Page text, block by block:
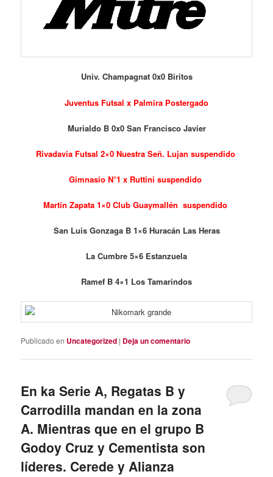
Univ. Champagnat 0x0 Biritos
Juventus Futsal x Palmira Postergado
Murialdo B 0x0 San Francisco Javier
Rivadavia Futsal 2×0 Nuestra Señ. Lujan suspendido
Gimnasio N°1 x Ruttini suspendido
Martín Zapata 1×0 Club Guaymallén suspendido
San Luis Gonzaga B 1×6 Huracán Las Heras
La Cumbre 5×6 Estanzuela
Ramef B 4×1 Los Tamarindos
Publicado en Uncategorized | Deja un comentario
En ka Serie A, Regatas B y
Carrodilla mandan en la zona
A. Mientras que en el grupo B
Godoy Cruz y Cementista son
líderes. Cerede y Alianza